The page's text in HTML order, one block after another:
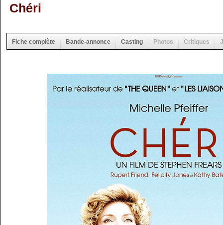
Chéri
Fiche complète Bande-annonce Casting Photos Critiques